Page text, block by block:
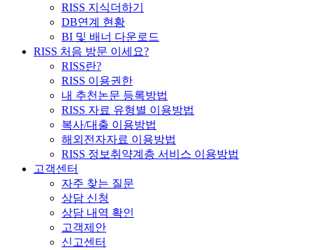
RISS 지식더하기
DB연계 현황
BI 및 배너 다운로드
RISS 처음 방문 이세요?
RISS란?
RISS 이용권한
내 추천논문 등록방법
RISS 자료 유형별 이용방법
복사/대출 이용방법
해외전자자료 이용방법
RISS 정보취약계층 서비스 이용방법
고객센터
자주 찾는 질문
상담 신청
상담 내역 확인
고객제안
신고센터